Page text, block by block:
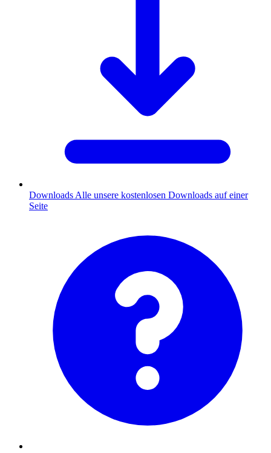
Downloads Alle unsere kostenlosen Downloads auf einer
Seite